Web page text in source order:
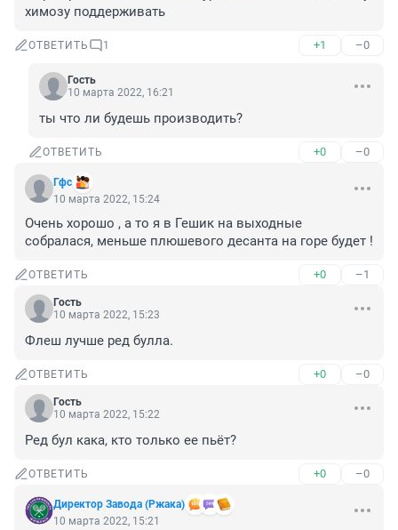
химозу поддерживать
ОТВЕТИТЬ 1 +1 –0
Гость
10 марта 2022, 16:21
ты что ли будешь производить?
ОТВЕТИТЬ +0 –0
Гфс
10 марта 2022, 15:24
Очень хорошо , а то я в Гешик на выходные
собралася, меньше плюшевого десанта на горе будет !
ОТВЕТИТЬ +0 –1
Гость
10 марта 2022, 15:23
Флеш лучше ред булла.
ОТВЕТИТЬ +0 –0
Гость
10 марта 2022, 15:22
Ред бул кака, кто только ее пьёт?
ОТВЕТИТЬ +0 –0
Директор Завода (Ржака)
10 марта 2022, 15:21